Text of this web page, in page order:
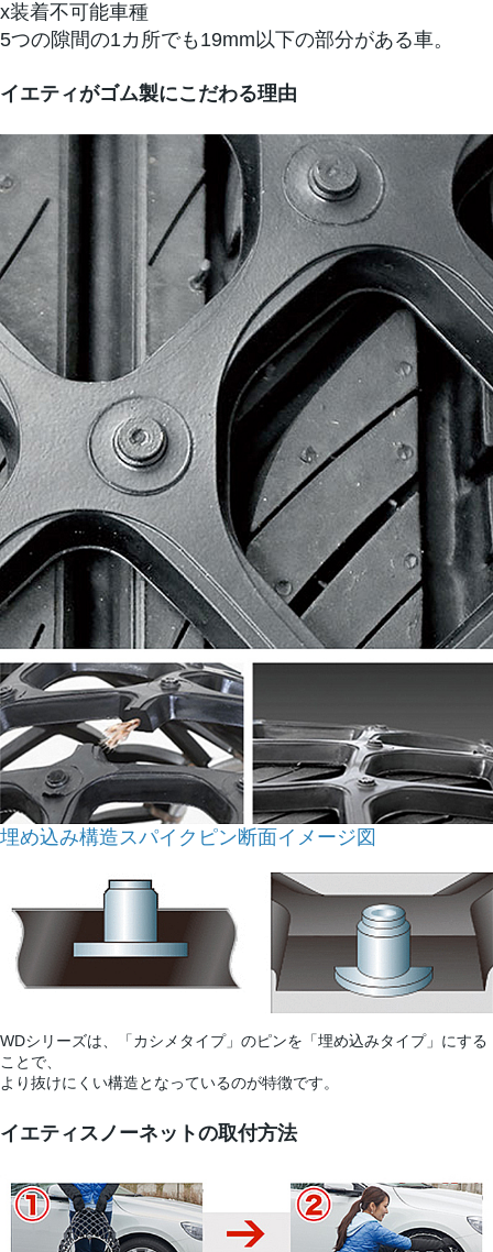
x装着不可能車種
5つの隙間の1カ所でも19mm以下の部分がある車。
イエティがゴム製にこだわる理由
埋め込み構造スパイクピン断面イメージ図
WDシリーズは、「カシメタイプ」のピンを「埋め込みタイプ」にする
ことで、
より抜けにくい構造となっているのが特徴です。
イエティスノーネットの取付方法